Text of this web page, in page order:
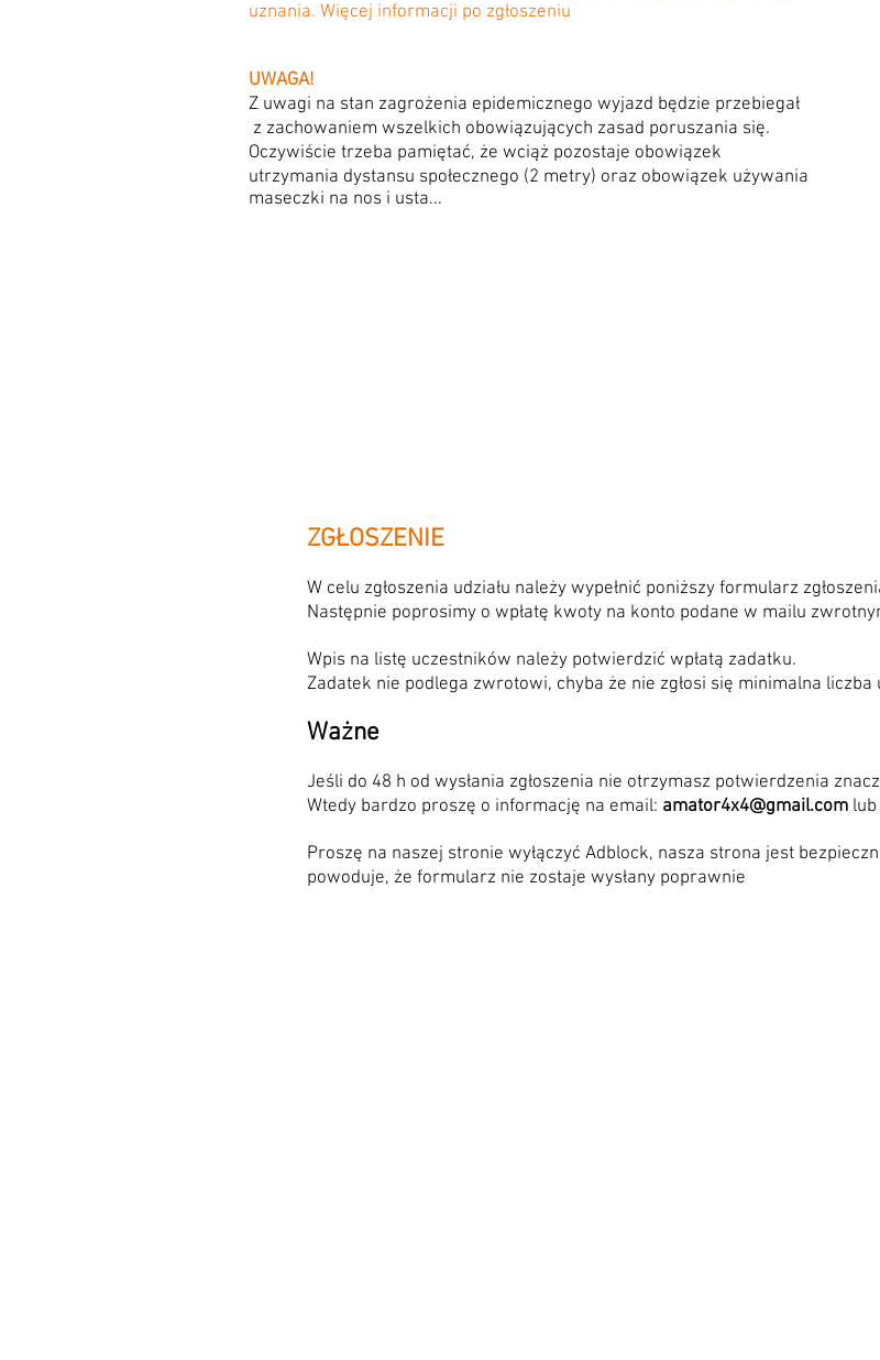
uznania. Więcej informacji po zgłoszeniu
UWAGA!
Z uwagi na stan zagrożenia epidemicznego wyjazd będzie przebiegał
z zachowaniem wszelkich obowiązujących zasad poruszania się.
Oczywiście trzeba pamiętać, że wciąż pozostaje obowiązek
utrzymania dystansu społecznego (2 metry) oraz obowiązek używania
maseczki na nos i usta...
ZGŁOSZENIE
W celu zgłoszenia udziału należy wypełnić poniższy formularz
Następnie poprosimy o wpłatę kwoty na konto podane w mailu
Wpis na listę uczestników należy potwierdzić wpłatą zadatku.
Zadatek nie podlega zwrotowi, chyba że nie zgłosi się minimalna liczba
Ważne
Jeśli do 48 h od wysłania zgłoszenia nie otrzymasz potwierdzenia
Wtedy bardzo proszę o informację na email: amator4x4@gmail.com
Proszę na naszej stronie wyłączyć Adblock, nasza strona jest
powoduje, że formularz nie zostaje wysłany poprawnie